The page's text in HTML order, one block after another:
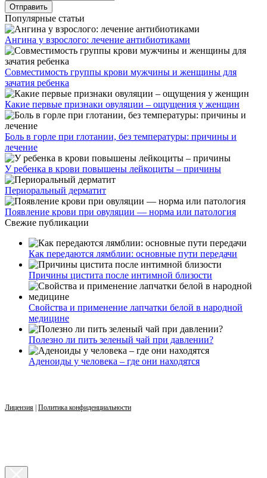
Популярные статьи
Ангина у взрослого: лечение антибиотиками
Совместимость группы крови мужчины и женщины для
зачатия ребенка
Какие первые признаки овуляции – ощущения у женщин
Боль в горле при глотании, без температуры: причины и
лечение
У ребенка в крови повышены лейкоциты – причины
Периоральный дерматит
Появление крови при овуляции — норма или патология
Свежие публикации
Как передаются лямблии: основные пути передачи
Причины цистита после интимной близости
Свойства и применение лапчатки белой в народной
медицине
Полезно ли пить зеленый чай при давлении?
Аденоиды у человека – где они находятся
Лицензия Политика конфиденциальности